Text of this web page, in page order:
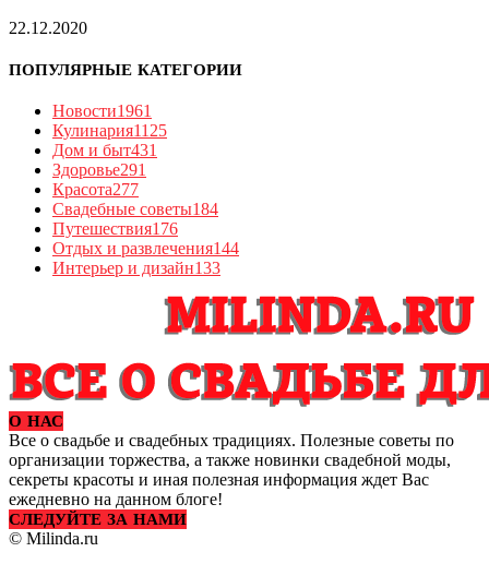
22.12.2020
ПОПУЛЯРНЫЕ КАТЕГОРИИ
Новости1961
Кулинария1125
Дом и быт431
Здоровье291
Красота277
Свадебные советы184
Путешествия176
Отдых и развлечения144
Интерьер и дизайн133
О НАС
Все о свадьбе и свадебных традициях. Полезные советы по
организации торжества, а также новинки свадебной моды,
секреты красоты и иная полезная информация ждет Вас
ежедневно на данном блоге!
СЛЕДУЙТЕ ЗА НАМИ
© Milinda.ru